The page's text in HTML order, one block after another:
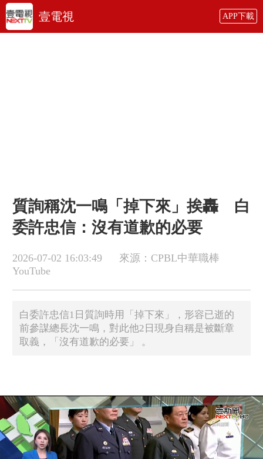
壹電視 APP下載
質詢稱沈一鳴「掉下來」挨轟 白
委許忠信：沒有道歉的必要
2026-07-02 16:03:49
來源：CPBL中華職棒
YouTube
​白委許忠信1日質詢時用「掉下來」，形容已逝的
前參謀總長沈一鳴，對此他2日現身自稱是被斷章
取義，「沒有道歉的必要」 。